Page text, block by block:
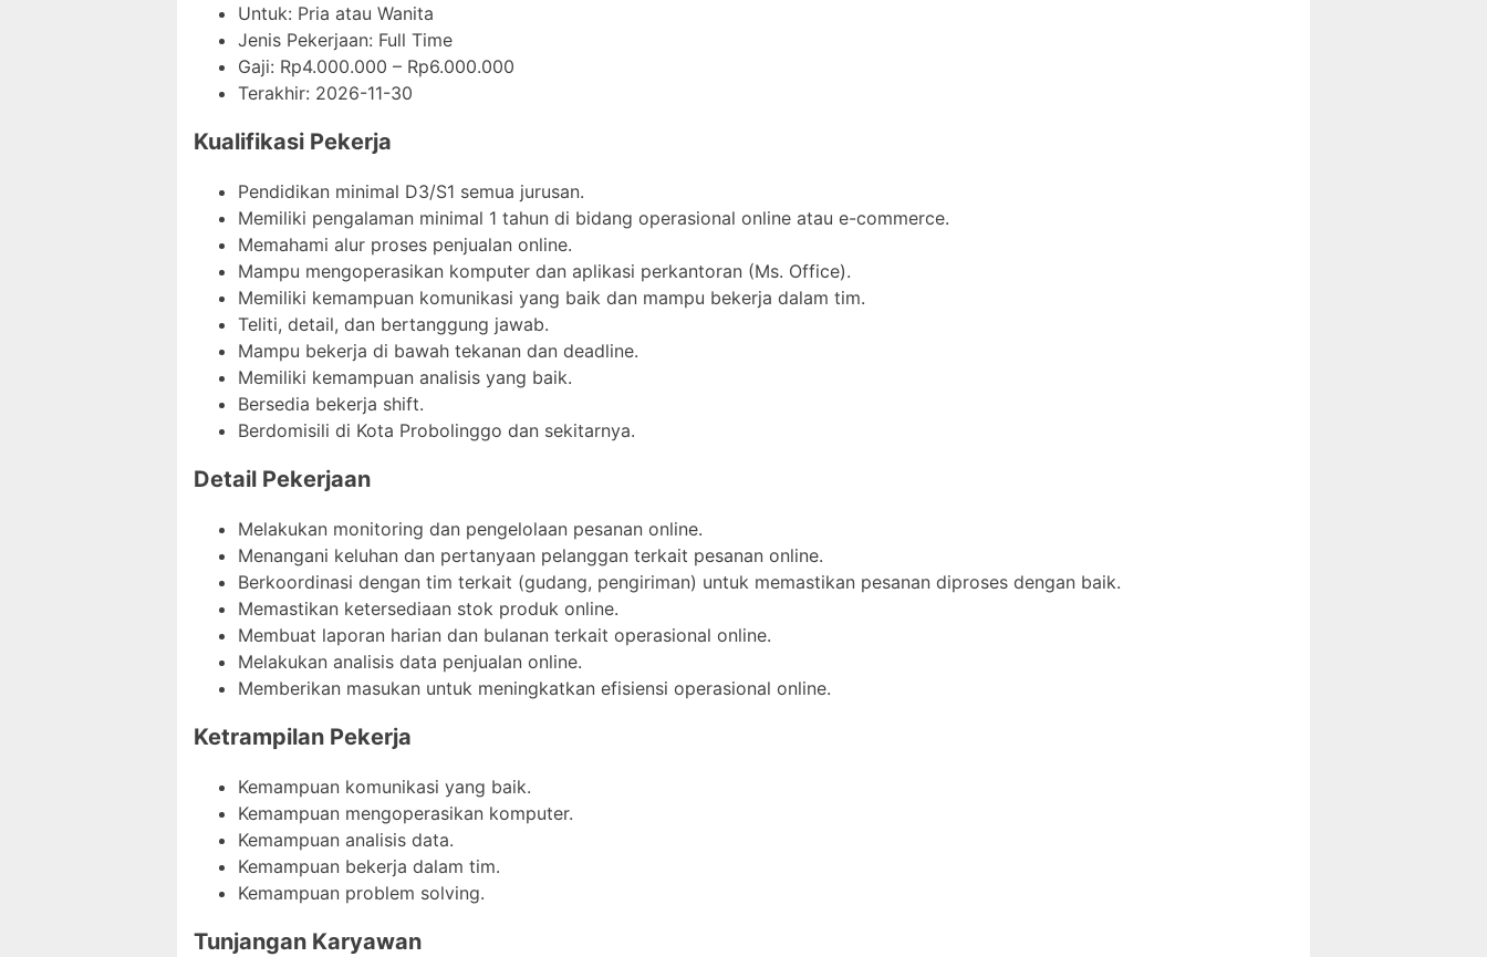
Untuk: Pria atau Wanita
Jenis Pekerjaan: Full Time
Gaji: Rp4.000.000 – Rp6.000.000
Terakhir: 2026-11-30
Kualifikasi Pekerja
Pendidikan minimal D3/S1 semua jurusan.
Memiliki pengalaman minimal 1 tahun di bidang operasional online atau e-commerce.
Memahami alur proses penjualan online.
Mampu mengoperasikan komputer dan aplikasi perkantoran (Ms. Office).
Memiliki kemampuan komunikasi yang baik dan mampu bekerja dalam tim.
Teliti, detail, dan bertanggung jawab.
Mampu bekerja di bawah tekanan dan deadline.
Memiliki kemampuan analisis yang baik.
Bersedia bekerja shift.
Berdomisili di Kota Probolinggo dan sekitarnya.
Detail Pekerjaan
Melakukan monitoring dan pengelolaan pesanan online.
Menangani keluhan dan pertanyaan pelanggan terkait pesanan online.
Berkoordinasi dengan tim terkait (gudang, pengiriman) untuk memastikan pesanan diproses dengan baik.
Memastikan ketersediaan stok produk online.
Membuat laporan harian dan bulanan terkait operasional online.
Melakukan analisis data penjualan online.
Memberikan masukan untuk meningkatkan efisiensi operasional online.
Ketrampilan Pekerja
Kemampuan komunikasi yang baik.
Kemampuan mengoperasikan komputer.
Kemampuan analisis data.
Kemampuan bekerja dalam tim.
Kemampuan problem solving.
Tunjangan Karyawan